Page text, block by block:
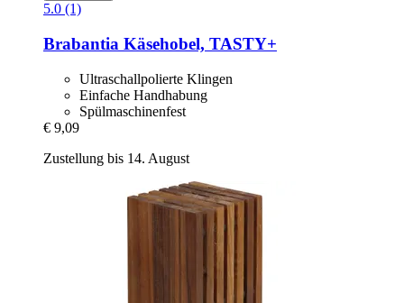
5.0 (1)
Brabantia Käsehobel, TASTY+
Ultraschallpolierte Klingen
Einfache Handhabung
Spülmaschinenfest
€ 9,09
Zustellung bis 14. August